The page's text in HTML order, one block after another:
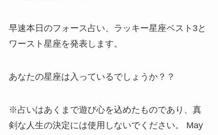
早速本日のフォース占い、ラッキー星座ベスト3と
ワースト星座を発表します。
あなたの星座は入っているでしょうか？？
※占いはあくまで遊び心を込めたものであり、真
剣な人生の決定には使用しないでください。 May